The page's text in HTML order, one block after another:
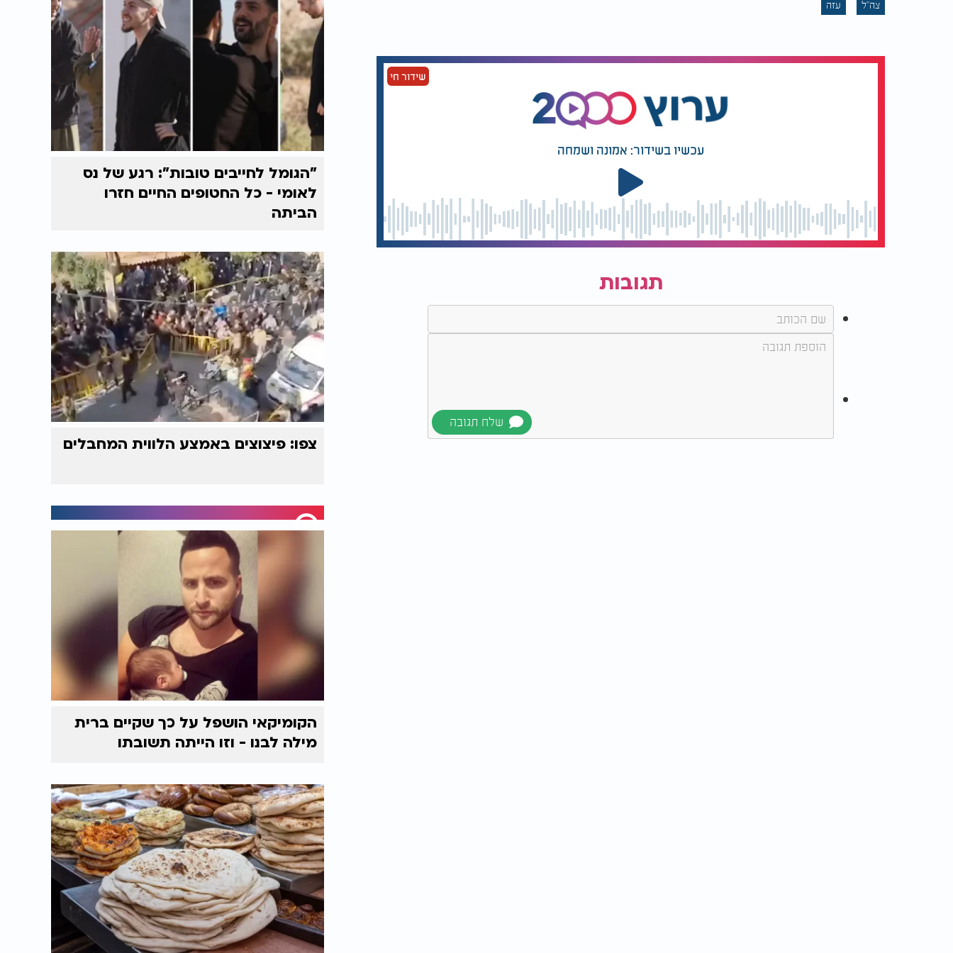
צה"ל עזה
שידור חי
עכשיו בשידור: אמונה ושמחה
תגובות
"הגומל לחייבים טובות": רגע של נס
לאומי - כל החטופים החיים חזרו
הביתה
צפו: פיצוצים באמצע הלווית המחבלים
הקומיקאי הושפל על כך שקיים ברית
מילה לבנו - וזו הייתה תשובתו